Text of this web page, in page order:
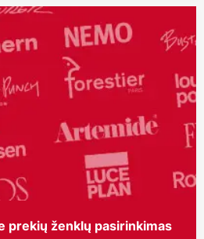
prekių ženklų pasirinkimas